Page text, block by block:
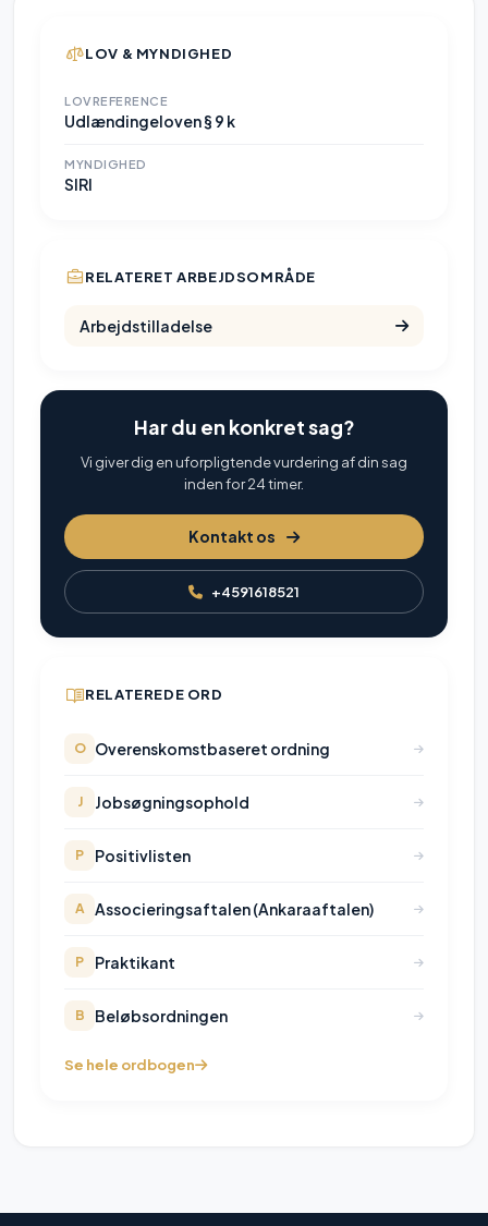
LOV & MYNDIGHED
LOVREFERENCE
Udlændingeloven § 9 k
MYNDIGHED
SIRI
RELATERET ARBEJDSOMRÅDE
Arbejdstilladelse
Har du en konkret sag?
Vi giver dig en uforpligtende vurdering af din sag
inden for 24 timer.
Kontakt os
+4591618521
RELATEREDE ORD
O Overenskomstbaseret ordning
J Jobsøgningsophold
P Positivlisten
A Associeringsaftalen (Ankaraaftalen)
P Praktikant
B Beløbsordningen
Se hele ordbogen